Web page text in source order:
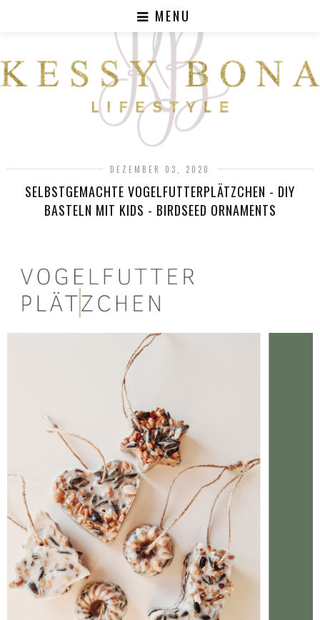
MENU
DEZEMBER 03, 2020
SELBSTGEMACHTE VOGELFUTTERPLÄTZCHEN - DIY
BASTELN MIT KIDS - BIRDSEED ORNAMENTS